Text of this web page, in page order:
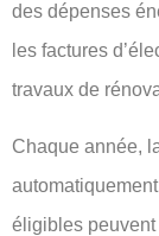
des dépenses
les factures
travaux de
Chaque année,
éligibles